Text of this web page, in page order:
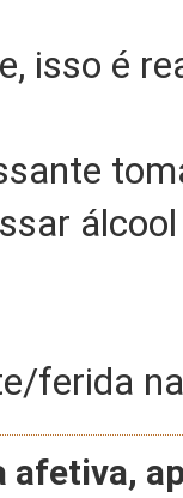
isso é
ferida
afetiva,